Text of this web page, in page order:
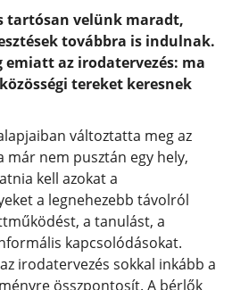
tartósan velünk maradt,
továbbra is indulnak.
az irodatervezés: ma
tereket keresnek
változtatta meg az
már nem pusztán egy hely,
kell azokat a
a legnehezebb távolról
a tanulást, a
kapcsolódásokat.
irodatervezés sokkal inkább a
összpontosít. A bérlők